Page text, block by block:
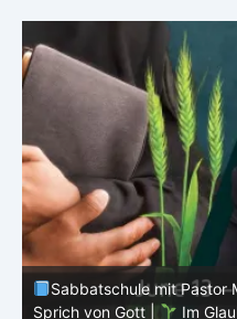
Sabbatschule mit Pastor
Rückschläge |
Im